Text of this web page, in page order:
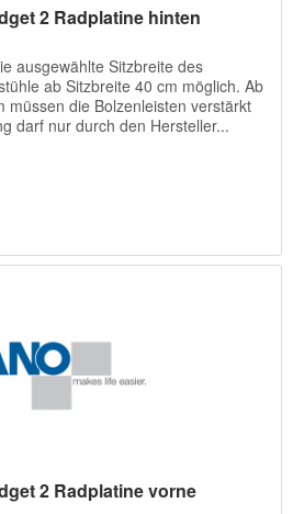
2 Radplatine hinten
ausgewählte Sitzbreite des
ab Sitzbreite 40 cm möglich. Ab
müssen die Bolzenleisten verstärkt
darf nur durch den Hersteller...
2 Radplatine vorne